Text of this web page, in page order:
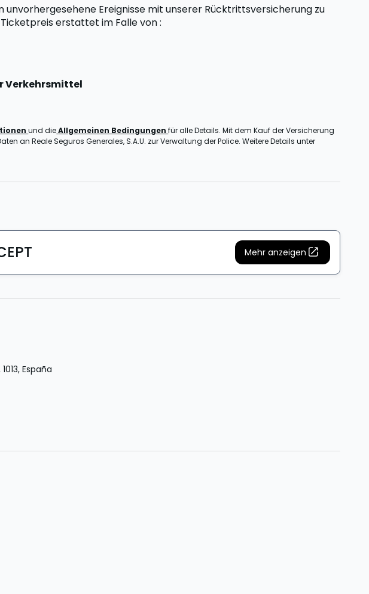
unvorhergesehene Ereignisse mit unserer Rücktrittsversicherung zu
Ticketpreis erstattetim Falle von:
Verkehrsmittel
und dieAllgemeinen Bedingungenfür alle Details. Mit dem Kauf der Versicherung
an Reale Seguros Generales, S.A.U. zur Verwaltung der Police. Weitere Details unter
Mehr anzeigen
1013, España